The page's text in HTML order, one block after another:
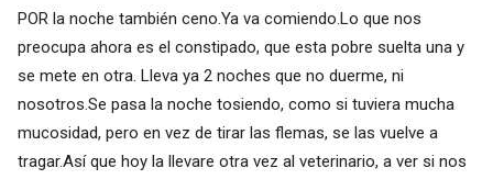
POR la noche también ceno.Ya va comiendo.Lo que nos
preocupa ahora es el constipado, que esta pobre suelta una y
se mete en otra. Lleva ya 2 noches que no duerme, ni
nosotros.Se pasa la noche tosiendo, como si tuviera mucha
mucosidad, pero en vez de tirar las flemas, se las vuelve a
tragar.Así que hoy la llevare otra vez al veterinario, a ver si nos